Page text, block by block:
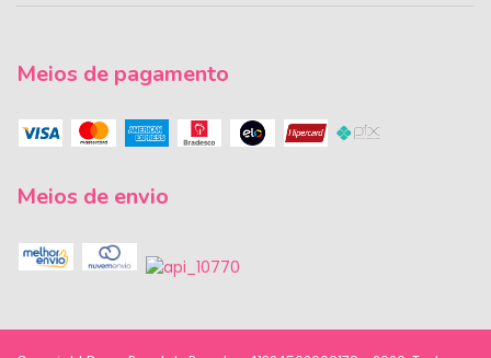
Meios de pagamento
Meios de envio